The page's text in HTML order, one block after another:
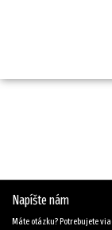
Napíšte nám
Máte otázku? Potrebujete